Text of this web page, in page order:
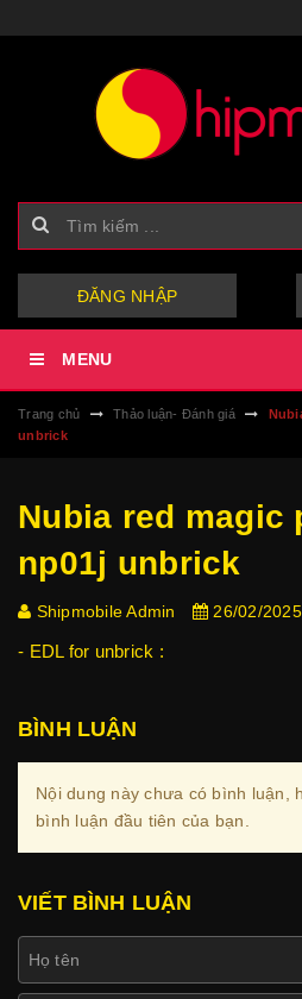
ĐĂNG NHẬP
MENU
Trang chủ Thảo luận- Đánh giá
unbrick
Nubia red magic
np01j unbrick
Shipmobile Admin 26/02/2025
- EDL for unbrick :
BÌNH LUẬN
Nội dung này chưa có bình luận,
bình luận đầu tiên của bạn.
VIẾT BÌNH LUẬN